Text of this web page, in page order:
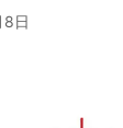
8日